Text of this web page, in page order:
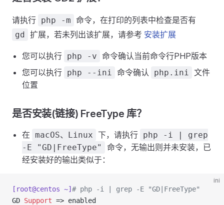
请执行 php -m 命令，在打印的列表中检查是否有
gd 扩展，若未列出该扩展，请参考 安装扩展
您可以执行 php -v 命令确认当前命令行PHP版本
您可以执行 php --ini 命令确认 php.ini 文件
位置
是否安装(链接) FreeType 库？
在 macOS、Linux 下，请执行 php -i | grep
-E "GD|FreeType"
命令，无输出则并未安装，已
经安装好的输出类似于：
ini
[root@centos ~] # php -i | grep -E "GD|FreeType"
GD Support => enabled